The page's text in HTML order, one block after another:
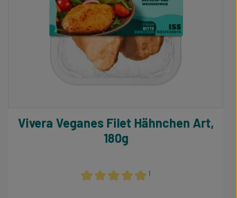
¹
Vivera Veganes Filet Hähnchen Art,
180g